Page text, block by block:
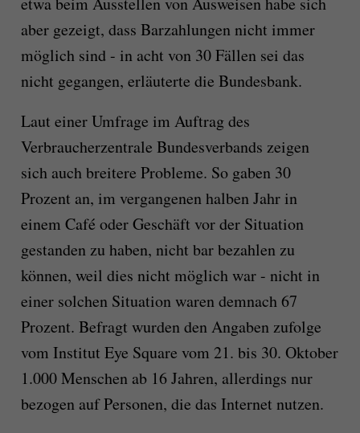
aber gezeigt, dass Barzahlungen nicht immer
möglich sind - in acht von 30 Fällen sei das
nicht gegangen, erläuterte die Bundesbank.
Laut einer Umfrage im Auftrag des
Verbraucherzentrale Bundesverbands zeigen
sich auch breitere Probleme. So gaben 30
Prozent an, im vergangenen halben Jahr in
einem Café oder Geschäft vor der Situation
gestanden zu haben, nicht bar bezahlen zu
können, weil dies nicht möglich war - nicht in
einer solchen Situation waren demnach 67
Prozent. Befragt wurden den Angaben zufolge
vom Institut Eye Square vom 21. bis 30. Oktober
1.000 Menschen ab 16 Jahren, allerdings nur
bezogen auf Personen, die das Internet nutzen.